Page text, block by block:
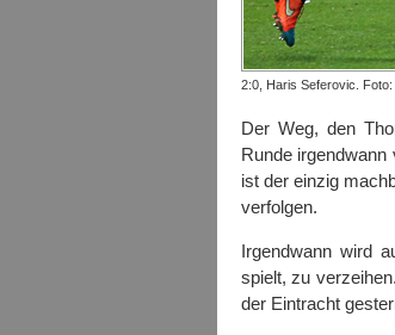
2:0, Haris Seferovic. Foto:
Der Weg, den
Runde
ist der einzig
verfolgen.
Irgendwann wird
spielt, zu
der Eintracht